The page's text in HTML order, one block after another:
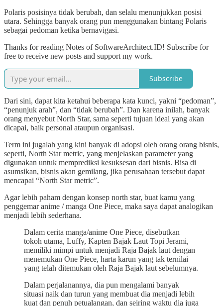
Polaris posisinya tidak berubah, dan selalu menunjukkan posisi
utara. Sehingga banyak orang pun menggunakan bintang Polaris
sebagai pedoman ketika bernavigasi.
Thanks for reading Notes of SoftwareArchitect.ID! Subscribe for
free to receive new posts and support my work.
Subscribe
Dari sini, dapat kita ketahui beberapa kata kunci, yakni “pedoman”,
“penunjuk arah”, dan “tidak berubah”. Dan karena inilah, banyak
orang menyebut North Star, sama seperti tujuan ideal yang akan
dicapai, baik personal ataupun organisasi.
Term ini jugalah yang kini banyak di adopsi oleh orang orang bisnis,
seperti, North Star metric, yang menjelaskan parameter yang
digunakan untuk memprediksi kesuksesan dari bisnis. Bisa di
asumsikan, bisnis akan gemilang, jika perusahaan tersebut dapat
mencapai “North Star metric”.
Agar lebih paham dengan konsep north star, buat kamu yang
penggemar anime / manga One Piece, maka saya dapat analogikan
menjadi lebih sederhana.
Dalam cerita manga/anime One Piece, disebutkan
tokoh utama, Luffy, Kapten Bajak Laut Topi Jerami,
memiliki mimpi untuk menjadi Raja Bajak laut dengan
menemukan One Piece, harta karun yang tak ternilai
yang telah ditemukan oleh Raja Bajak laut sebelumnya.
Dalam perjalanannya, dia pun mengalami banyak
situasi naik dan turun yang membuat dia menjadi lebih
kuat dan penuh petualangan, dan seiring waktu dia juga